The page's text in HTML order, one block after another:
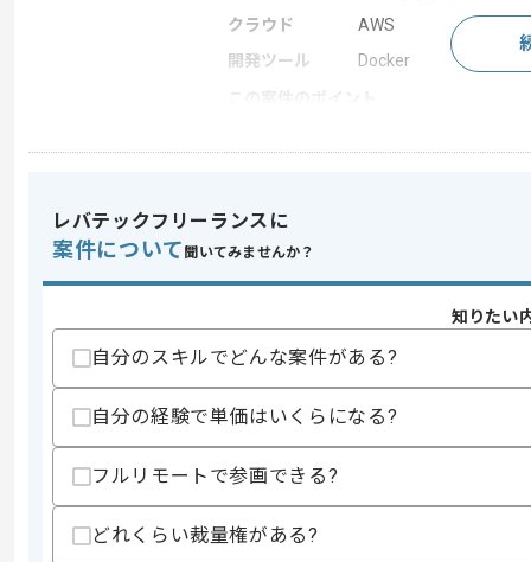
クラウド
AWS
開発ツール
Docker
スキル
求めるスキル
・Pythonでの開発経験1年以上
・バックエンドの開発経験3年程度
精算・お支払い
精算基準時間
レバテックフリーランスに
案件について 聞いてみませんか？
知りたい
自分のスキルでどんな案件がある?
自分の経験で単価はいくらになる?
フルリモートで参画できる?
どれくらい裁量権がある?